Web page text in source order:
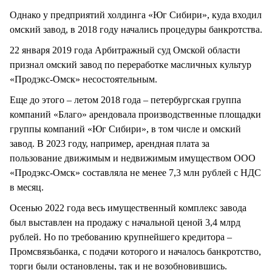
Однако у предприятий холдинга «Юг Сибири», куда входил
омский завод, в 2018 году начались процедуры банкротства.
22 января 2019 года Арбитражный суд Омской области
признал омский завод по переработке масличных культур
«Продэкс-Омск» несостоятельным.
Еще до этого – летом 2018 года – петербургская группа
компаний «Благо» арендовала производственные площадки
группы компаний «Юг Сибири», в том числе и омский
завод. В 2023 году, например, арендная плата за
пользование движимым и недвижимым имуществом ООО
«Продэкс-Омск» составляла не менее 7,3 млн рублей с НДС
в месяц.
Осенью 2022 года весь имущественный комплекс завода
был выставлен на продажу с начальной ценой 3,4 млрд
рублей. Но по требованию крупнейшего кредитора –
Промсвязьбанка, с подачи которого и началось банкротство,
торги были остановлены, так и не возобновившись.